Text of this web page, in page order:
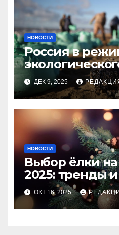
НОВОСТИ
Россия в
ДЕК 9, 2025
НОВОСТИ
Выбор ёлки
2025: тренды
идеального
ОКТ 16, 2025